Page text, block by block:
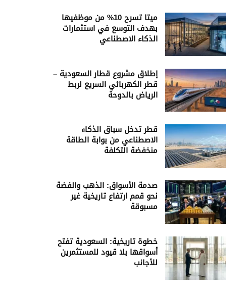
ميتا تسرح 10% من موظفيها
بهدف التوسع في استثمارات
الذكاء الاصطناعي
إطلاق مشروع قطار السعودية –
قطر الكهربائي السريع لربط
الرياض بالدوحة
قطر تدخل سباق الذكاء
الاصطناعي من بوابة الطاقة
منخفضة التكلفة
صدمة الأسواق: الذهب والفضة
نحو قمم ارتفاع تاريخية غير
مسبوقة
خطوة تاريخية: السعودية تفتح
أسواقها بلا قيود للمستثمرين
للأجانب